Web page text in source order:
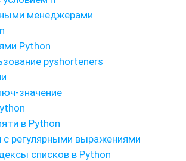
менеджерами
Python
pyshorteners
значение
в Python
с регулярными выражениями
списков в Python